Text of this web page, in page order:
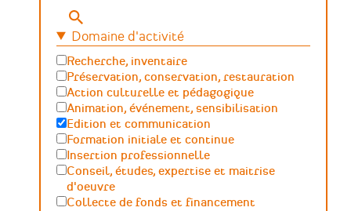
Mots-
clésDomaine d'activité
Recherche, inventaire
Préservation, conservation, restauration
Action culturelle et pédagogique
Animation, événement, sensibilisation
Edition et communication
Formation initiale et continue
Insertion professionnelle
Conseil, études, expertise et maitrise
d'oeuvre
Collecte de fonds et financement